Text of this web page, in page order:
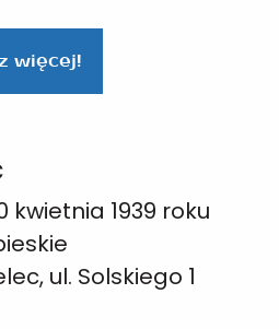
więcej!
kwietnia 1939 roku
ul. Solskiego 1